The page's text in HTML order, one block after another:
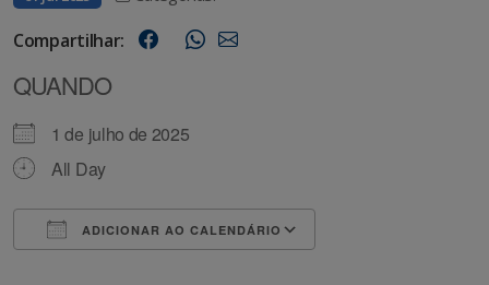
Compartilhar:
QUANDO
1 de julho de 2025
All Day
ADICIONAR AO CALENDÁRIO